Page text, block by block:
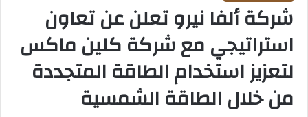
شركة ألفا نيرو تعلن عن تعاون
استراتيجي مع شركة كلين ماكس
لتعزيز استخدام الطاقة المتجددة
من خلال الطاقة الشمسية